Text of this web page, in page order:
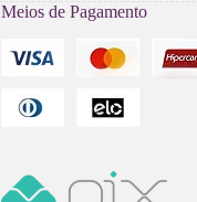
Meios de Pagamento